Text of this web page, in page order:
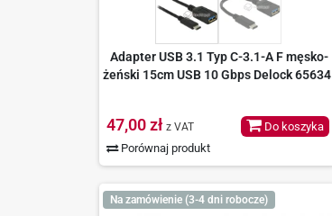
Adapter USB 3.1 Typ C-3.1-A F męsko-
żeński 15cm USB 10 Gbps Delock 65634
47,00 zł z VAT
Porównaj produkt
Do koszyka
Na zamówienie (3-4 dni robocze)